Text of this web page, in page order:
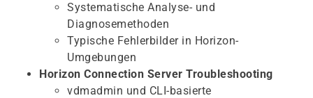
Systematische Analyse- und
Diagnosemethoden
Typische Fehlerbilder in Horizon-
Umgebungen
Horizon Connection Server Troubleshooting
vdmadmin und CLI-basierte